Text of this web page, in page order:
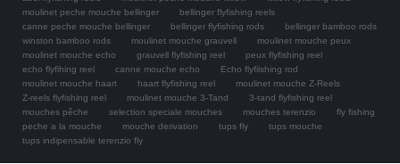
moulinet peche mouche bellinger
bellinger flyfishing reels
canne peche mouche bellinger
bellinger flyfishing rods
bellinger bamboo rods
winston bamboo rods
moulinet mouche grauvell
moulinet mouche peux
moulinet mouche echo
grauvell flyfishing reel
peux flyfishing reel
echo flyfihing reel
canne mouche echo
Echo flyfiishing rod
moulinet mouche haart
haart flyfishing reel
moulinet mouche Z-Reels
Z-reels flyfishing reel
moulinet mouche 3-Tand
3-tand flyfishing reel
mouches pêche
selection speciale mouches mouches terenzio
fly fishing
peche a la mouche
mouche derivation tups fly
tups mouche
tups indipensable terenzio fly